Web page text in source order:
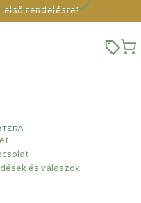
első rendelésre!
és válaszok